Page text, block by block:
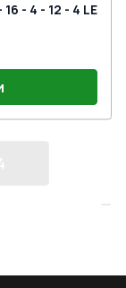
16 - 4 - 12 - 4 LE